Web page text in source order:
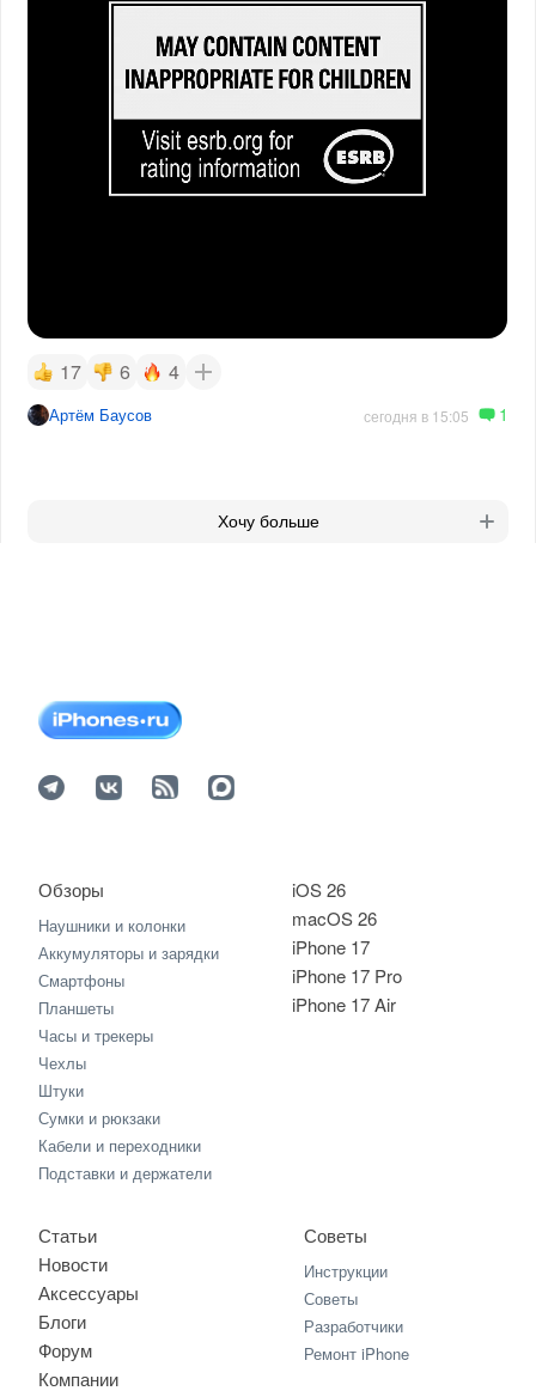
17 6 4
Артём Баусов сегодня в 15:05 1
Хочу больше
iOS 26
macOS 26
iPhone 17
iPhone 17 Pro
iPhone 17 Air
Обзоры
Наушники и колонки
Аккумуляторы и зарядки
Смартфоны
Планшеты
Часы и трекеры
Чехлы
Штуки
Сумки и рюкзаки
Кабели и переходники
Подставки и держатели
Статьи
Новости
Аксессуары
Блоги
Форум
Компании
Советы
Инструкции
Советы
Разработчики
Ремонт iPhone